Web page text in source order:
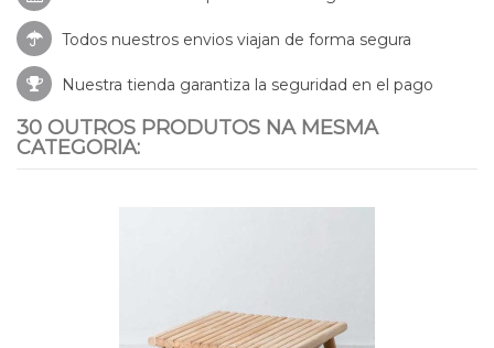
Todos nuestros envios viajan de forma segura
Nuestra tienda garantiza la seguridad en el pago
30 OUTROS PRODUTOS NA MESMA
CATEGORIA: